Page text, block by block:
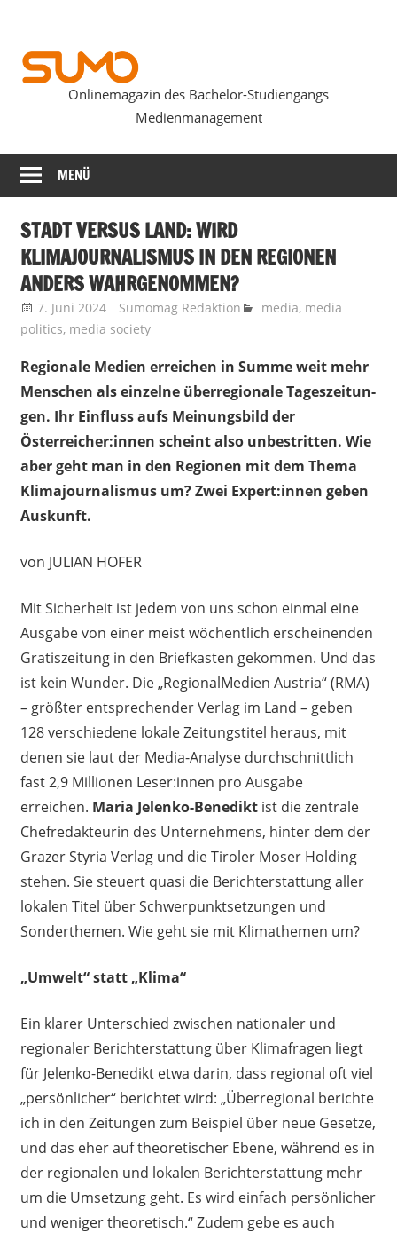
springen
SUMOmag
Onlinemagazin des Bachelor-Studiengangs
Medienmanagement
MENÜ
STADT VERSUS LAND: WIRD
KLIMAJOURNALISMUS IN DEN REGIONEN
ANDERS WAHRGENOMMEN?
7. Juni 2024 Sumomag Redaktion media, media
politics, media society
Regionale Medien erreichen in Summe weit mehr
Menschen als einzelne überregionale Tageszeitun-
gen. Ihr Einfluss aufs Meinungsbild der
Österreicher:innen scheint also unbestritten. Wie
aber geht man in den Regionen mit dem Thema
Klimajournalismus um? Zwei Expert:innen geben
Auskunft.
von JULIAN HOFER
Mit Sicherheit ist jedem von uns schon einmal eine
Ausgabe von einer meist wöchentlich erscheinenden
Gratiszeitung in den Briefkasten gekommen. Und das
ist kein Wunder. Die „RegionalMedien Austria“ (RMA)
– größter entsprechender Verlag im Land – geben
128 verschiedene lokale Zeitungstitel heraus, mit
denen sie laut der Media-Analyse durchschnittlich
fast 2,9 Millionen Leser:innen pro Ausgabe
erreichen. Maria Jelenko-Benedikt ist die zentrale
Chefredakteurin des Unternehmens, hinter dem der
Grazer Styria Verlag und die Tiroler Moser Holding
stehen. Sie steuert quasi die Berichterstattung aller
lokalen Titel über Schwerpunktsetzungen und
Sonderthemen. Wie geht sie mit Klimathemen um?
„Umwelt“ statt „Klima“
Ein klarer Unterschied zwischen nationaler und
regionaler Berichterstattung über Klimafragen liegt
für Jelenko-Benedikt etwa darin, dass regional oft viel
„persönlicher“ berichtet wird: „Überregional berichte
ich in den Zeitungen zum Beispiel über neue Gesetze,
und das eher auf theoretischer Ebene, während es in
der regionalen und lokalen Berichterstattung mehr
um die Umsetzung geht. Es wird einfach persönlicher
und weniger theoretisch.“ Zudem gebe es auch